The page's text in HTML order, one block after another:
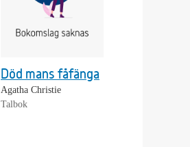
Död mans fåfänga
Agatha Christie
Talbok